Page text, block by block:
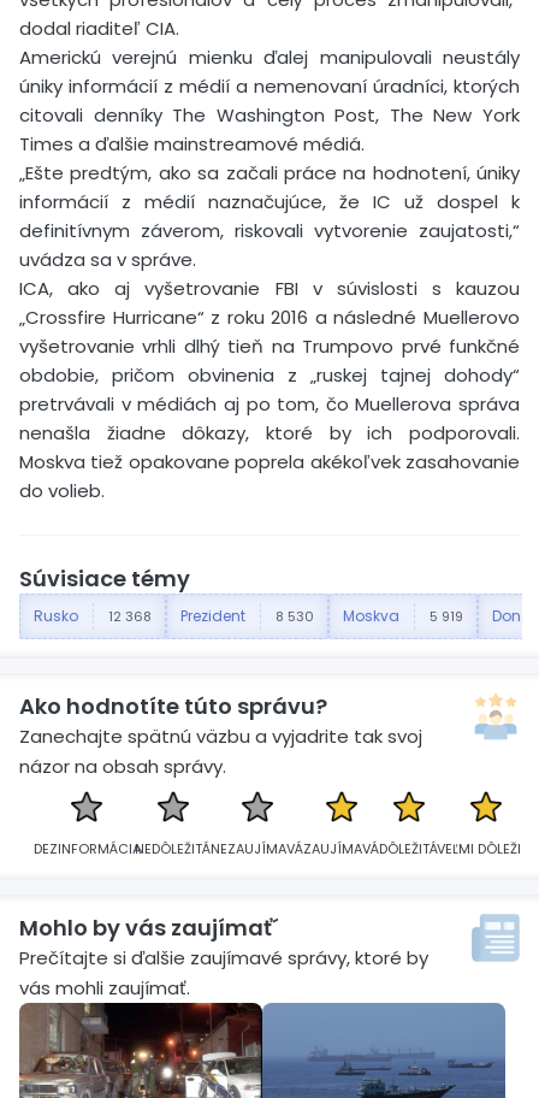
dodal riaditeľ CIA.
Americkú verejnú mienku ďalej manipulovali neustály
úniky informácií z médií a nemenovaní úradníci, ktorých
citovali denníky The Washington Post, The New York
Times a ďalšie mainstreamové médiá.
„Ešte predtým, ako sa začali práce na hodnotení, úniky
informácií z médií naznačujúce, že IC už dospel k
definitívnym záverom, riskovali vytvorenie zaujatosti,“
uvádza sa v správe.
ICA, ako aj vyšetrovanie FBI v súvislosti s kauzou
„Crossfire Hurricane“ z roku 2016 a následné Muellerovo
vyšetrovanie vrhli dlhý tieň na Trumpovo prvé funkčné
obdobie, pričom obvinenia z „ruskej tajnej dohody“
pretrvávali v médiách aj po tom, čo Muellerova správa
nenašla žiadne dôkazy, ktoré by ich podporovali.
Moskva tiež opakovane poprela akékoľvek zasahovanie
do volieb.
Súvisiace témy
Rusko 12 368 Prezident 8 530 Moskva 5 919
Ako hodnotíte túto správu?
Zanechajte spätnú väzbu a vyjadrite tak svoj
názor na obsah správy.
DEZINFORMÁCIANEDÔLEŽITÁNEZAUJÍMAVÁZAUJÍMAVÁDÔLEŽITÁVEĽMI DÔLEŽITÁ
Mohlo by vás zaujímať´
Prečítajte si ďalšie zaujímavé správy, ktoré by
vás mohli zaujímať.